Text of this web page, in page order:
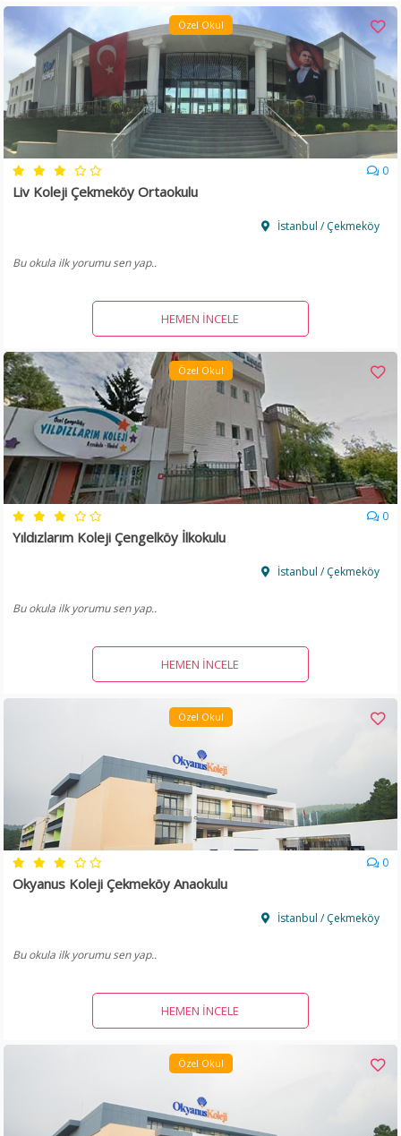
Özel Okul
0
Liv Koleji Çekmeköy Ortaokulu
İstanbul / Çekmeköy
Bu okula ilk yorumu sen yap..
HEMEN İNCELE
Özel Okul
0
Yıldızlarım Koleji Çengelköy İlkokulu
İstanbul / Çekmeköy
Bu okula ilk yorumu sen yap..
HEMEN İNCELE
Özel Okul
0
Okyanus Koleji Çekmeköy Anaokulu
İstanbul / Çekmeköy
Bu okula ilk yorumu sen yap..
HEMEN İNCELE
Özel Okul